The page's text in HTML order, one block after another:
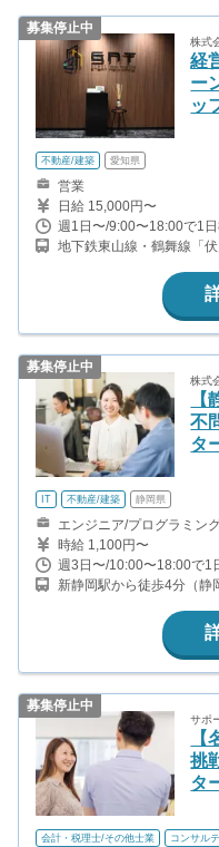
募集停止中
株式
経
ー
ッ
不動産/建築 愛知県
営業
日給 15,000円〜
週1日〜/9:00〜18:00で1
地下鉄東山線・鶴舞線「
募集停止中
株式
不
タ
IT 不動産/建築 静岡県
エンジニア/プログラミン
時給 1,100円〜
週3日〜/10:00〜18:00で1
新静岡駅から徒歩4分（静
募集停止中
サポ
挑
タ
会計・税理士/その他士業 コンサル